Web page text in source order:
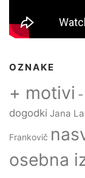
OZNAKE
+ motivi
dogodki Jana
Frankovič
osebna